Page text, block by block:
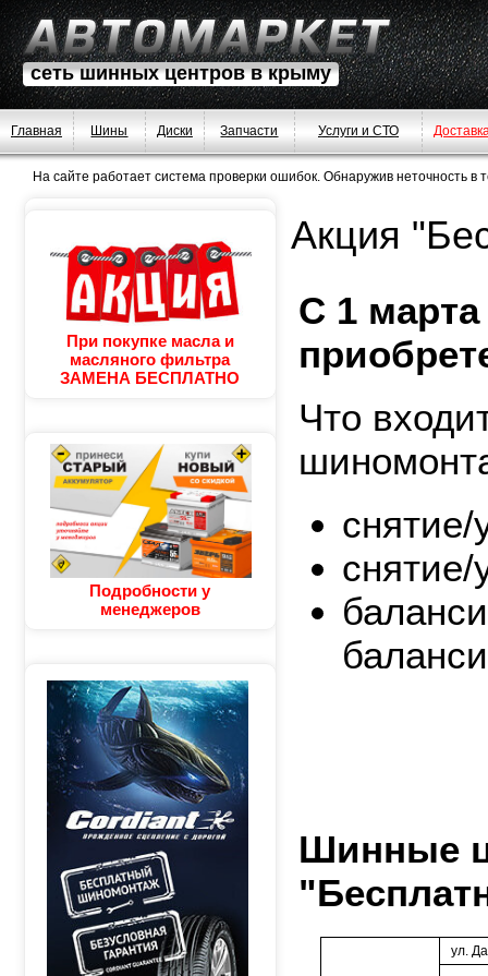
сеть шинных центров в крыму
Главная Шины Диски Запчасти Услуги и СТО
На сайте работает система проверки ошибок. Обнаружив неточность в
При покупке масла и
масляного фильтра
ЗАМЕНА БЕСПЛАТНО
Подробности у
менеджеров
Акция
С 1 марта
Что
снятие/
Шинные
ул.